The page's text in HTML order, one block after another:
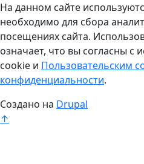
На данном сайте
необходимо для сбора
посещениях сайта.
означает, что вы согласны с
cookie и Пользовательским
конфиденциальности.
Создано на Drupal
↑